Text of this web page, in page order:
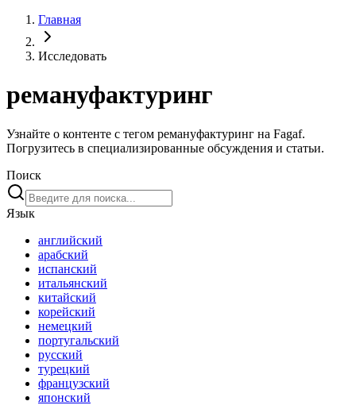
Главная
Исследовать
ремануфактуринг
Узнайте о контенте с тегом ремануфактуринг на Fagaf.
Погрузитесь в специализированные обсуждения и статьи.
Поиск
Язык
английский
арабский
испанский
итальянский
китайский
корейский
немецкий
португальский
русский
турецкий
французский
японский